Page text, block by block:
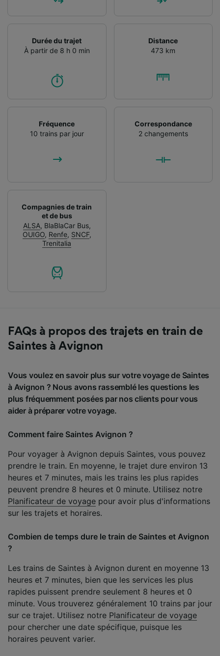
Durée du trajet
À partir de 8 h 0 min
Distance
473 km
Fréquence
10 trains par jour
Correspondance
2 changements
Compagnies de train
et de bus
ALSA, BlaBlaCar Bus,
OUIGO, Renfe, SNCF,
Trenitalia
FAQs à propos des trajets en train de
Saintes à Avignon
Vous voulez en savoir plus sur votre voyage de Saintes
à Avignon ? Nous avons rassemblé les questions les
plus fréquemment posées par nos clients pour vous
aider à préparer votre voyage.
Comment faire Saintes Avignon ?
Pour voyager à Avignon depuis Saintes, vous pouvez
prendre le train. En moyenne, le trajet dure environ 13
heures et 7 minutes, mais les trains les plus rapides
peuvent prendre 8 heures et 0 minute. Utilisez notre
Planificateur de voyage pour avoir plus d'informations
sur les trajets et horaires.
Combien de temps dure le train de Saintes et Avignon
?
Les trains de Saintes à Avignon durent en moyenne 13
heures et 7 minutes, bien que les services les plus
rapides puissent prendre seulement 8 heures et 0
minute. Vous trouverez généralement 10 trains par jour
sur ce trajet. Utilisez notre Planificateur de voyage
pour chercher une date spécifique, puisque les
horaires peuvent varier.